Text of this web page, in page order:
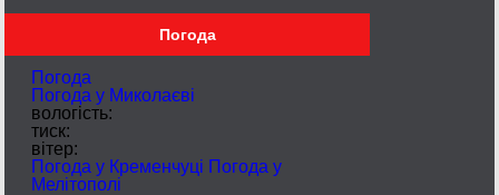
Погода
Погода
Погода у Миколаєві
вологість:
тиск:
вітер:
Погода у Кременчуці Погода у
Мелітополі